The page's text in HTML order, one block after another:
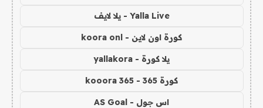
Yalla Live - يلا لايف
كورة اون لاين - koora onl
يلا كورة - yallakora
كورة 365 - kooora 365
اس جول - AS Goal